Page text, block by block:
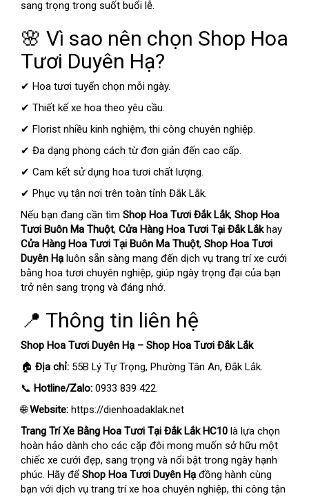
sang trọng trong suốt buổi lễ.
🌸 Vì sao nên chọn Shop Hoa
Tươi Duyên Hạ?
✔ Hoa tươi tuyển chọn mỗi ngày.
✔ Thiết kế xe hoa theo yêu cầu.
✔ Florist nhiều kinh nghiệm, thi công chuyên nghiệp.
✔ Đa dạng phong cách từ đơn giản đến cao cấp.
✔ Cam kết sử dụng hoa tươi chất lượng.
✔ Phục vụ tận nơi trên toàn tỉnh Đắk Lắk.
Nếu bạn đang cần tìm Shop Hoa Tươi Đắk Lắk, Shop Hoa
Tươi Buôn Ma Thuột, Cửa Hàng Hoa Tươi Tại Đắk Lắkhay
Cửa Hàng Hoa Tươi Tại Buôn Ma Thuột, Shop Hoa Tươi
Duyên Hạ luôn sẵn sàng mang đến dịch vụ trang trí xe cưới
bằng hoa tươi chuyên nghiệp, giúp ngày trọng đại của bạn
trở nên sang trọng và đáng nhớ.
📍 Thông tin liên hệ
Shop Hoa Tươi Duyên Hạ – Shop Hoa Tươi Đắk Lắk
🏠 Địa chỉ: 55B Lý Tự Trọng, Phường Tân An, Đắk Lắk.
📞 Hotline/Zalo: 0933 839 422.
🌐Website: https://dienhoadaklak.net
Trang Trí Xe Bằng Hoa Tươi Tại Đắk Lắk HC10 là lựa chọn
hoàn hảo dành cho các cặp đôi mong muốn sở hữu một
chiếc xe cưới đẹp, sang trọng và nổi bật trong ngày hạnh
phúc. Hãy để Shop Hoa Tươi Duyên Hạ đồng hành cùng
bạn với dịch vụ trang trí xe hoa chuyên nghiệp, thi công tận